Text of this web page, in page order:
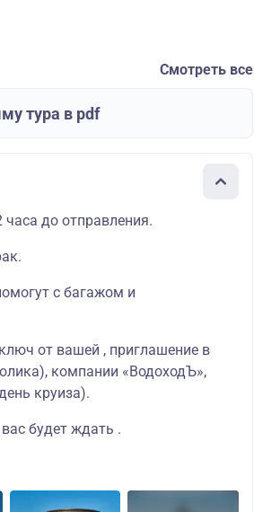
Смотреть все
тура в pdf
до отправления.
с багажом и
от вашей , приглашение в
компании «ВодоходЪ»,
круиза).
будет ждать .